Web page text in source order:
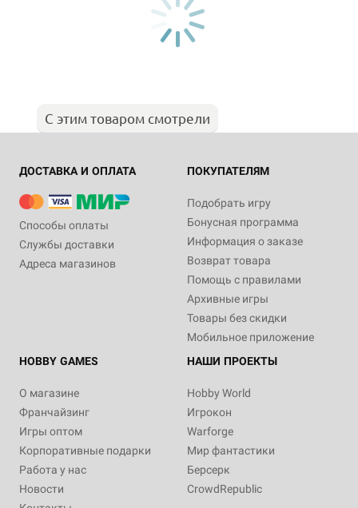
С этим товаром смотрели
ДОСТАВКА И ОПЛАТА
Способы оплаты
Службы доставки
Адреса магазинов
ПОКУПАТЕЛЯМ
Подобрать игру
Бонусная программа
Информация о заказе
Возврат товара
Помощь с правилами
Архивные игры
Товары без скидки
Мобильное приложение
HOBBY GAMES
О магазине
Франчайзинг
Игры оптом
Корпоративные подарки
Работа у нас
Новости
НАШИ ПРОЕКТЫ
Hobby World
Игрокон
Warforge
Мир фантастики
Берсерк
CrowdRepublic